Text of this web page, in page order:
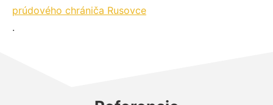
prúdového chrániča Rusovce
.